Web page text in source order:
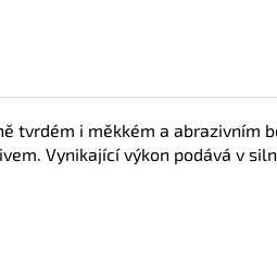
tvrdém i měkkém a abrazivním
Vynikající výkon podává v